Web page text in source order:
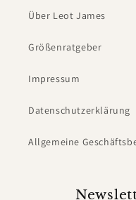
Über Leot James
Größenratgeber
Impressum
Datenschutzerklärung
Allgemeine